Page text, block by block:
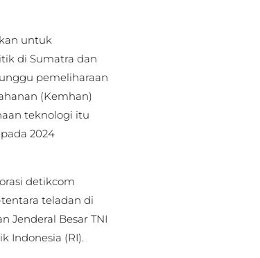
untuk
di Sumatra dan
pemeliharaan
(Kemhan)
teknologi itu
2024
detikcom
teladan di
Jenderal Besar TNI
Indonesia (RI).